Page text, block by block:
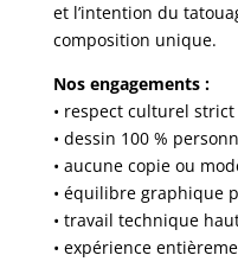
et l’intention du
composition unique.
Nos engagements :
• respect culturel strict
• dessin 100 %
• aucune copie ou
• équilibre graphique
• travail technique
• expérience